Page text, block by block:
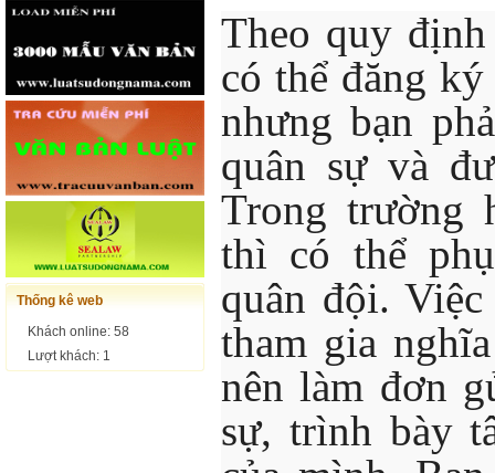
Thống kê web
Khách online: 58
Lượt khách: 1
Theo quy
có thể đăng
nhưng bạn
quân sự và
Trong trường
thì có thể
quân đội.
tham gia
nên làm đơn
sự, trình bày